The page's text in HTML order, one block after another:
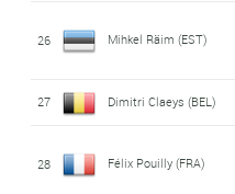
26 Mihkel Räim (EST)
27 Dimitri Claeys (BEL)
28 Félix Pouilly (FRA)